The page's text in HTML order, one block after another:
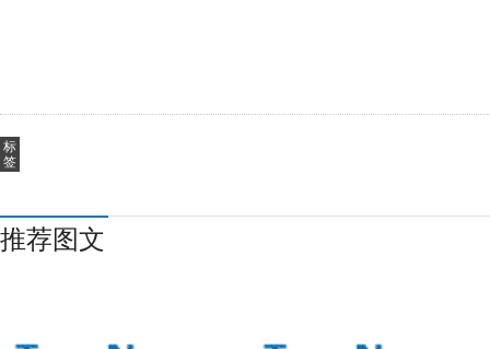
标
签
推荐图文